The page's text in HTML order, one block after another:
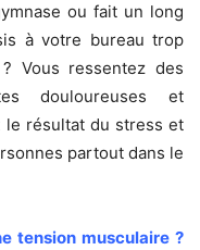
ou fait un long
à votre bureau trop
Vous ressentez des
douloureuses et
le résultat du stress et
partout dans le
tension musculaire ?